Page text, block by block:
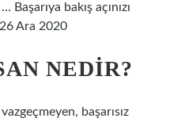
Başarıya bakış açınızı
Ara 2020
NEDIR?
başarısız